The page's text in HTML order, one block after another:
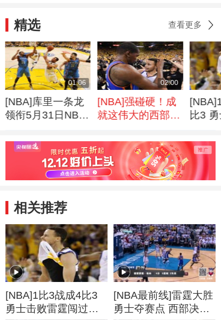
精选 查看更多
01:06
[NBA]库里一条龙
领衔5月31日NBA
02:00
[NBA]强碰硬！成
就这伟大的西部分
比3
相关推荐
[NBA]1比3战成4比3
勇士击败雷霆闯过鬼
[NBA最前线]雷霆大胜
勇士夺赛点 西部决赛